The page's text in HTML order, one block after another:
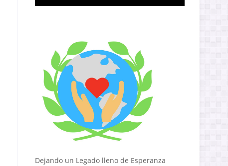
Dejando un Legado lleno de Esperanza